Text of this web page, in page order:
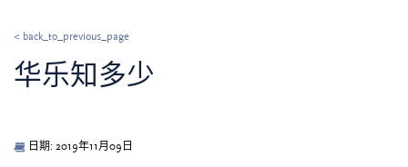
< back_to_previous_page
华乐知多少
日期: 2019年11月09日